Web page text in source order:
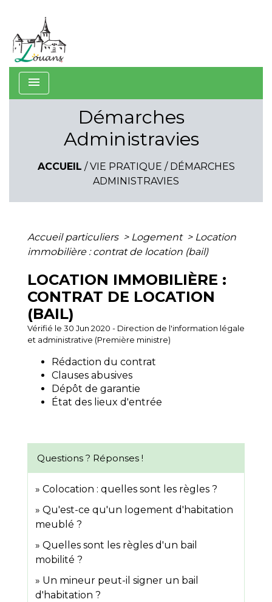
menu
Démarches
Administravies
ACCUEIL / VIE PRATIQUE / DÉMARCHES
ADMINISTRAVIES
Accueil particuliers > Logement > Location
immobilière : contrat de location (bail)
LOCATION IMMOBILIÈRE :
CONTRAT DE LOCATION
(BAIL)
Vérifié le 30 Jun 2020 - Direction de l'information légale
et administrative (Première ministre)
Rédaction du contrat
Clauses abusives
Dépôt de garantie
État des lieux d'entrée
Questions ? Réponses !
Colocation : quelles sont les règles ?
Qu'est-ce qu'un logement d'habitation
meublé ?
Quelles sont les règles d'un bail
mobilité ?
Un mineur peut-il signer un bail
d'habitation ?